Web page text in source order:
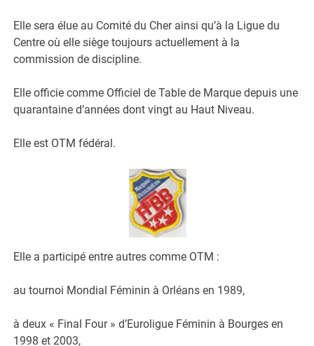
Elle sera élue au Comité du Cher ainsi qu’à la Ligue du
Centre où elle siège toujours actuellement à la
commission de discipline.
Elle officie comme Officiel de Table de Marque depuis une
quarantaine d’années dont vingt au Haut Niveau.
Elle est OTM fédéral.
Elle a participé entre autres comme OTM :
au tournoi Mondial Féminin à Orléans en 1989,
à deux « Final Four » d’Euroligue Féminin à Bourges en
1998 et 2003,